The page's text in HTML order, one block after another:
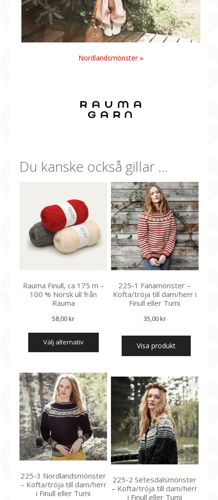
Nordlandsmönster »
Du kanske också gillar …
Rauma Finull, ca 175 m –
100 % Norsk ull från
Rauma
58,00kr
välj alternativ
Den
produkten
flera
varianter.
De
olika
alternativen
kan
väljas
på
produktsidan
225-1 Fanamönster –
Kofta/tröja till dam/herr i
Finull eller Tumi
35,00kr
Visa produkt
225-3 Nordlandsmönster
– Kofta/tröja till dam/herr
i Finull eller Tumi
225-2 Setesdalsmönster
– Kofta/tröja till dam/herr
i Finull eller Tumi